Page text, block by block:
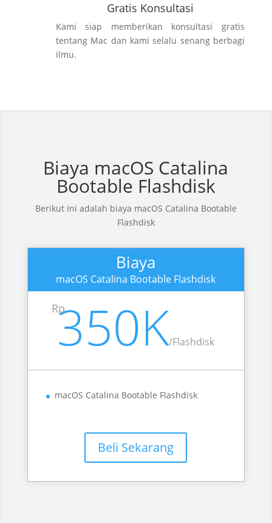
Gratis Konsultasi
Kami siap memberikan konsultasi gratis
tentang Mac dan kami selalu senang berbagi
ilmu.
Biaya macOS Catalina
Bootable Flashdisk
Berikut ini adalah biaya macOS Catalina Bootable
Flashdisk
Biaya
macOS Catalina Bootable Flashdisk
Rp
350K/Flashdisk
macOS Catalina Bootable Flashdisk
Beli Sekarang